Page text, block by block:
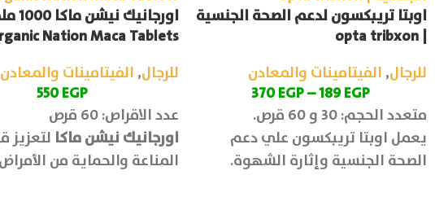
اوبتا تريبكسون لدعم الصحة الجنسية
| opta tribxon
للرجال, الفيتامينات والمعادن
189EGP
–
370EGP
متعدد الحجم: 30 و 60 قرص.
يعمل اوبتا تريبكسون علي دعم
الصحة الجنسية وإثارة الشهوة.
Nation Maca Tablets
للرجال, الفيتامينات والمعادن
550EGP
عدد الاقراص: 60 قرص
اورجانيك نيشن ماكا لتعزيز
المناعة والحماية من
بالإضافة لدعم الطاقة